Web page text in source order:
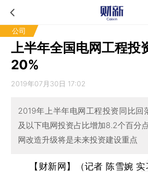
公司
上半年全国电网工程投
20%
2019年07月30日 17:02
2019年上半年电网工程投资同比回
及以下电网投资占比增加8.2个百分
网改造升级将是未来投资建设重点
【财新网】（记者 陈雪婉 实